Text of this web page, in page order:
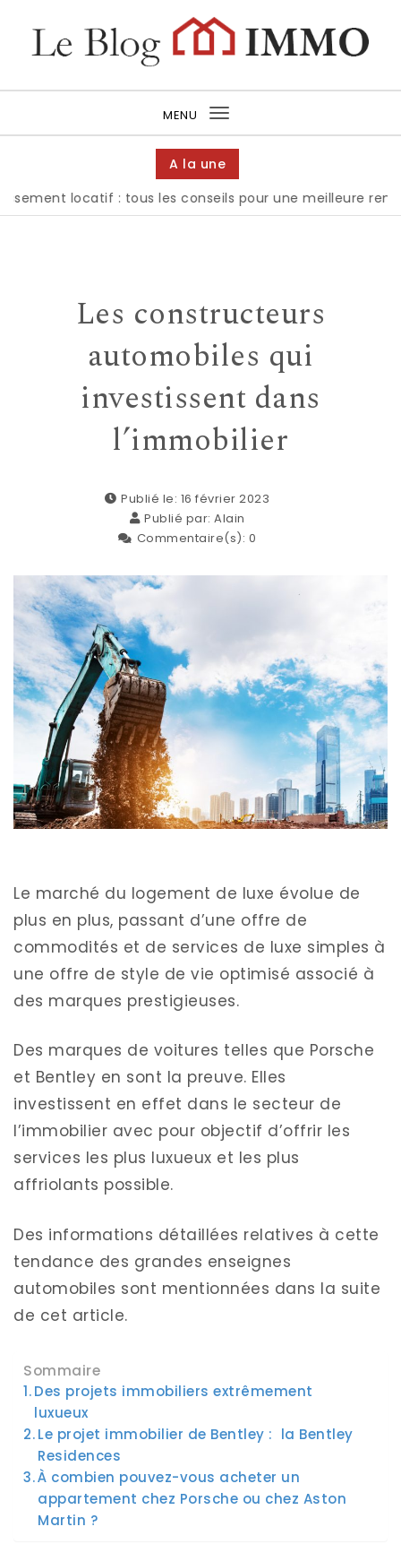
MENU Toggle navigation
A la une
locatif : tous les conseils pour une meilleure rentabilité
Les constructeurs
automobiles qui
investissent dans
l’immobilier
Publié le: 16 février 2023
Publié par: Alain
Commentaire(s): 0
Le marché du logement de luxe évolue de
plus en plus, passant d’une offre de
commodités et de services de luxe simples à
une offre de style de vie optimisé associé à
des marques prestigieuses.
Des marques de voitures telles que Porsche
et Bentley en sont la preuve. Elles
investissent en effet dans le secteur de
l’immobilier avec pour objectif d’offrir les
services les plus luxueux et les plus
affriolants possible.
Des informations détaillées relatives à cette
tendance des grandes enseignes
automobiles sont mentionnées dans la suite
de cet article.
Sommaire
Des projets immobiliers extrêmement
luxueux
Le projet immobilier de Bentley : la Bentley
Residences
À combien pouvez-vous acheter un
appartement chez Porsche ou chez Aston
Martin ?